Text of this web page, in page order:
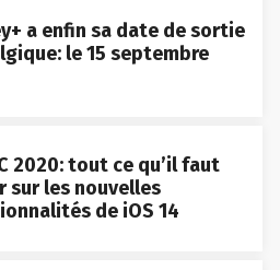
a enfin sa date de sortie
le 15 septembre
2020: tout ce qu’il faut
sur les nouvelles
de iOS 14